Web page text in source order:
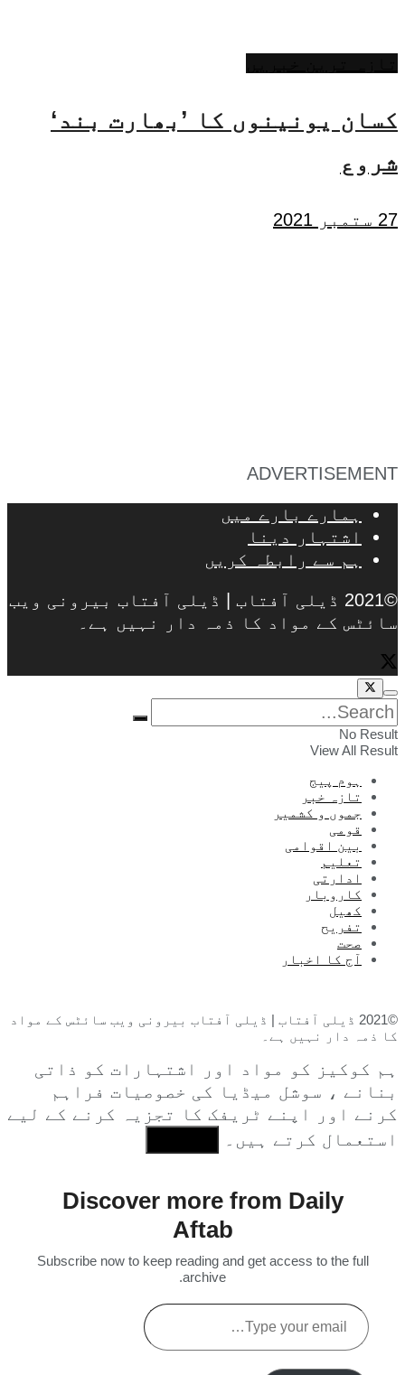
کسان یونینوں کا ’بھارت بند‘
شروع
27 ستمبر 2021
ADVERTISEMENT
ہمارے بارے میں
اشتہار دینا
ہم سے رابطہ کریں
©2021 ڈیلی آفتاب | ڈیلی آفتاب بیرونی ویب
سائٹس کے مواد کا ذمہ دار نہیں ہے۔
No Result
View All Result
ہوم پیج
تازہ خبر
جموں و کشمیر
قومی
بین اقوامی
تعلیم
ادارتی
کاروبار
کھیل
تفریح
صحت
آج کا اخبار
©2021 ڈیلی آفتاب | ڈیلی آفتاب بیرونی ویب سائٹس کے مواد
کا ذمہ دار نہیں ہے۔
ہم کوکیز کو مواد اور اشتہارات کو ذاتی
بنانے ، سوشل میڈیا کی خصوصیات فراہم
کرنے اور اپنے ٹریفک کا تجزیہ کرنے کے لیے
استعمال کرتے ہیں۔
Discover more from Daily
Aftab
Subscribe now to keep reading and get access to the full
archive.
Type
your